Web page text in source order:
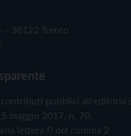
38122 Trento
pubblici all'editoria
maggio 2017, n. 70.
lettera f) del comma 2